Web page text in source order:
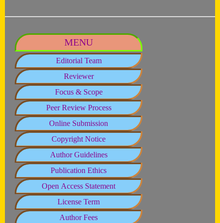
MENU
Editorial Team
Reviewer
Focus & Scope
Peer Review Process
Online Submission
Copyright Notice
Author Guidelines
Publication Ethics
Open Access Statement
License Term
Author Fees